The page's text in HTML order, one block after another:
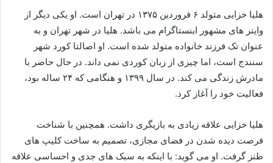
هلیا خزایی متولد ۶ فروردین ۱۳۷۵ در تهران است. او یکی دیگر از
واینر های مشهور اینستاگرام می باشد. هلیا در شهر تهران و به
عنوان تک فرزند خانواده متولد شده است. او اصالتا کورد شهر
سنندج است، اما چیزی از زبان کوردی نمی داند. در حال حاضر با
مادرش زندگی می کند. در سال ۱۳۹۹ و هنگامی که ۲۴ ساله بود،
فعالیت خود را آغاز کرد.
هلیا خزایی علاقه زیادی به بازیگری داشت. همچنین با شناخت
فرصت دیده شدن در فضای مجازی، تصمیم به ساخت کلیپ های
طنز گرفت. او می گوید: با اینکه به سبک های جدی و احساسی علاقه